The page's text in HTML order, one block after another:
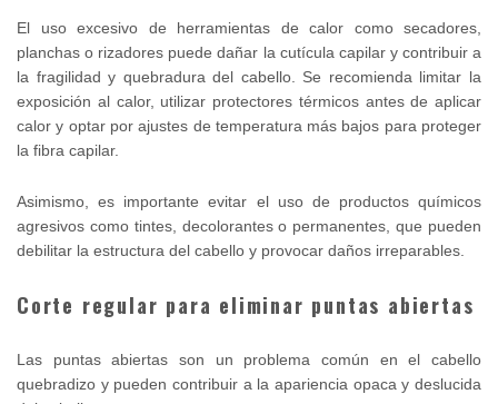
El uso excesivo de herramientas de calor como secadores,
planchas o rizadores puede dañar la cutícula capilar y contribuir a
la fragilidad y quebradura del cabello. Se recomienda limitar la
exposición al calor, utilizar protectores térmicos antes de aplicar
calor y optar por ajustes de temperatura más bajos para proteger
la fibra capilar.
Asimismo, es importante evitar el uso de productos químicos
agresivos como tintes, decolorantes o permanentes, que pueden
debilitar la estructura del cabello y provocar daños irreparables.
Corte regular para eliminar puntas abiertas
Las puntas abiertas son un problema común en el cabello
quebradizo y pueden contribuir a la apariencia opaca y deslucida